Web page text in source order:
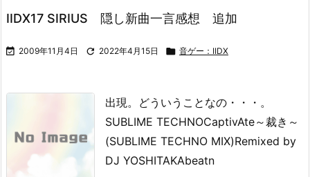
IIDX17 SIRIUS 隠し新曲一言感想 追加
 2009年11月4日  2022年4月15日  音ゲー：IIDX
出現。 どういうことなの・・・。
SUBLIME TECHNOCaptivAte～裁き～
(SUBLIME TECHNO MIX)Remixed by
DJ YOSHITAKAbeatn